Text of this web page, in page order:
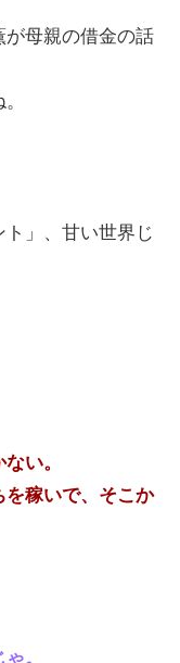
母親の借金の話
」、甘い世界じ
い。
を稼いで、そこか
。